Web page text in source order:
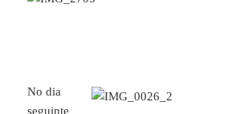
No dia
seguinte